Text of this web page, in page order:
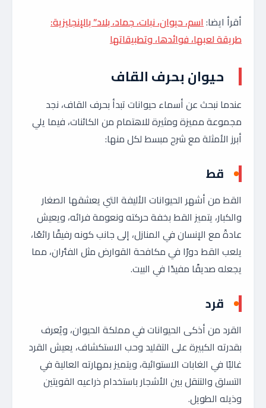
أقرأ ايضا:اسم، حيوان، نبات، جماد، بلاد” بالإنجليزية:
طريقة لعبها، فوائدها، وتطبيقاتها
حيوان بحرف القاف
عندما نبحث عن أسماء حيوانات تبدأ بحرف القاف، نجد
مجموعة مميزة ومثيرة للاهتمام من الكائنات، فيما يلي
أبرز الأمثلة مع شرح مبسط لكل منها:
قط
القط من أشهر الحيوانات الأليفة التي يعشقها الصغار
والكبار، يتميز القط بخفة حركته ونعومة فرائه، ويعيش
عادةً مع الإنسان في المنازل، إلى جانب كونه رفيقًا رائعًا،
يلعب القط دورًا في مكافحة القوارض مثل الفئران، مما
يجعله صديقًا مفيدًا في البيت.
قرد
القرد من أذكى الحيوانات في مملكة الحيوان، ويُعرف
بقدرته الكبيرة على التقليد وحب الاستكشاف، يعيش القرد
غالبًا في الغابات الاستوائية، ويتميز بمهارته العالية في
التسلق والتنقل بين الأشجار باستخدام ذراعيه القويتين
وذيله الطويل.